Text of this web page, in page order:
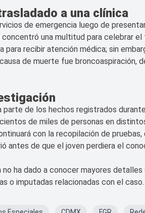
a una clínica
de emergencia luego de
una multitud para celebrar
para recibir atención médica; sin
de muerte fue broncoaspiración,
parte de los hechos registrados
de miles de personas en
con la recopilación de
antes de que el joven perdiera el
ha dado a conocer mayores
o imputadas relacionadas con el caso.